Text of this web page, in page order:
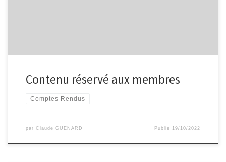
Contenu réservé aux membres
Comptes Rendus
par Claude GUENARD Publié 19/10/2022